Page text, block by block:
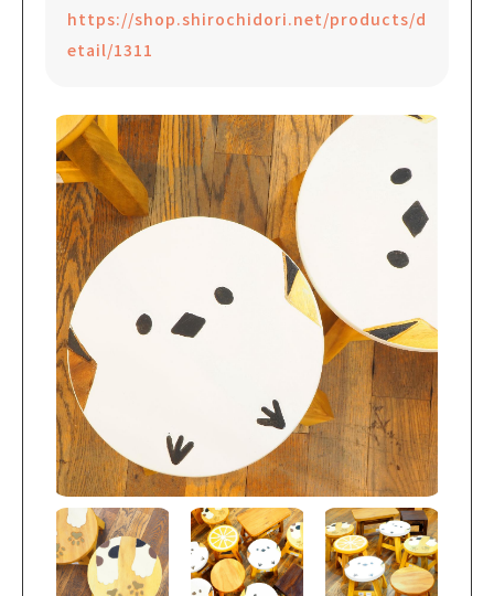
https://shop.shirochidori.net/products/d
etail/1311